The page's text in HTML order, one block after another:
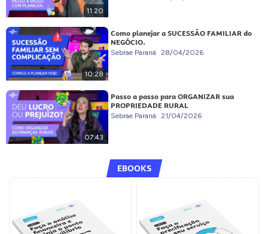
11:20
10:28
Como planejar a SUCESSÃO FAMILIAR do
NEGÓCIO.
Sebrae Paraná 28/04/2026
07:43
Passo a passo para ORGANIZAR sua
PROPRIEDADE RURAL
Sebrae Paraná 21/04/2026
EBOOKS